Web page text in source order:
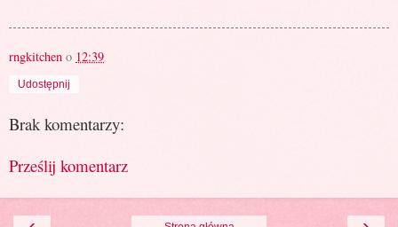
rngkitchen o 12:39
Udostępnij
Brak komentarzy:
Prześlij komentarz